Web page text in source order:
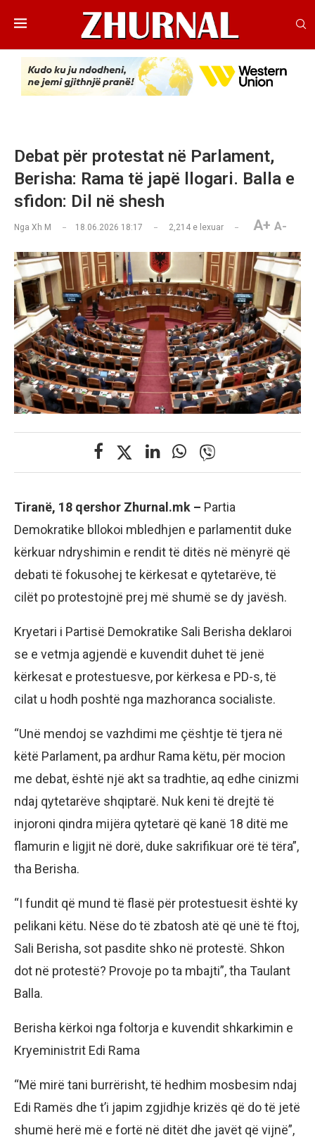
Debat për protestat në Parlament,
Berisha: Rama të japë llogari. Balla e
sfidon: Dil në shesh
Nga Xh M 18.06.2026 18:17 2,214 e lexuar A+ A-
Tiranë, 18 qershor Zhurnal.mk – Partia
Demokratike bllokoi mbledhjen e parlamentit duke
kërkuar ndryshimin e rendit të ditës në mënyrë që
debati të fokusohej te kërkesat e qytetarëve, të
cilët po protestojnë prej më shumë se dy javësh.
Kryetari i Partisë Demokratike Sali Berisha deklaroi
se e vetmja agjendë e kuvendit duhet të jenë
kërkesat e protestuesve, por kërkesa e PD-s, të
cilat u hodh poshtë nga mazhoranca socialiste.
“Unë mendoj se vazhdimi me çështje të tjera në
këtë Parlament, pa ardhur Rama këtu, për mocion
me debat, është një akt sa tradhtie, aq edhe cinizmi
ndaj qytetarëve shqiptarë. Nuk keni të drejtë të
injoroni qindra mijëra qytetarë që kanë 18 ditë me
flamurin e ligjit në dorë, duke sakrifikuar orë të tëra”,
tha Berisha.
“I fundit që mund të flasë për protestuesit është ky
pelikani këtu. Nëse do të zbatosh atë që unë të ftoj,
Sali Berisha, sot pasdite shko në protestë. Shkon
dot në protestë? Provoje po ta mbajti”, tha Taulant
Balla.
Berisha kërkoi nga foltorja e kuvendit shkarkimin e
Kryeministrit Edi Rama
“Më mirë tani burrërisht, të hedhim mosbesim ndaj
Edi Ramës dhe t’i japim zgjidhje krizës që do të jetë
shumë herë më e fortë në ditët dhe javët që vijnë”,